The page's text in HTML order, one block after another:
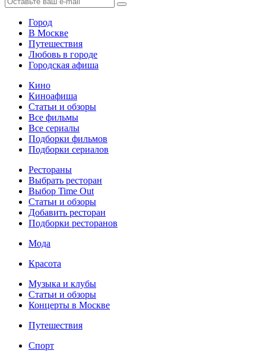
Город
В Москве
Путешествия
Любовь в городе
Городская афиша
Кино
Киноафиша
Статьи и обзоры
Все фильмы
Все сериалы
Подборки фильмов
Подборки сериалов
Рестораны
Выбрать ресторан
Выбор Time Out
Статьи и обзоры
Добавить ресторан
Подборки ресторанов
Мода
Красота
Музыка и клубы
Статьи и обзоры
Концерты в Москве
Путешествия
Спорт